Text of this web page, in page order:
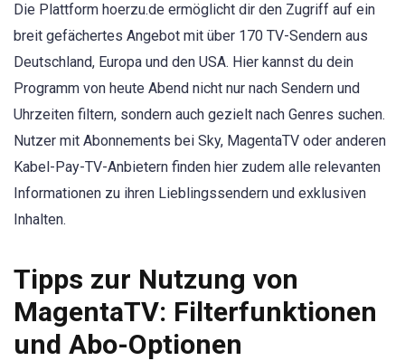
Die Plattform hoerzu.de ermöglicht dir den Zugriff auf ein
breit gefächertes Angebot mit über 170 TV-Sendern aus
Deutschland, Europa und den USA. Hier kannst du dein
Programm von heute Abend nicht nur nach Sendern und
Uhrzeiten filtern, sondern auch gezielt nach Genres suchen.
Nutzer mit Abonnements bei Sky, MagentaTV oder anderen
Kabel-Pay-TV-Anbietern finden hier zudem alle relevanten
Informationen zu ihren Lieblingssendern und exklusiven
Inhalten.
Tipps zur Nutzung von
MagentaTV: Filterfunktionen
und Abo-Optionen